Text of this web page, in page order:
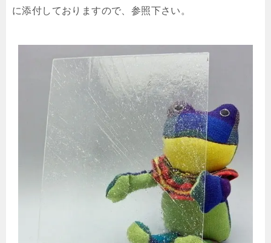
に添付しておりますので、参照下さい。